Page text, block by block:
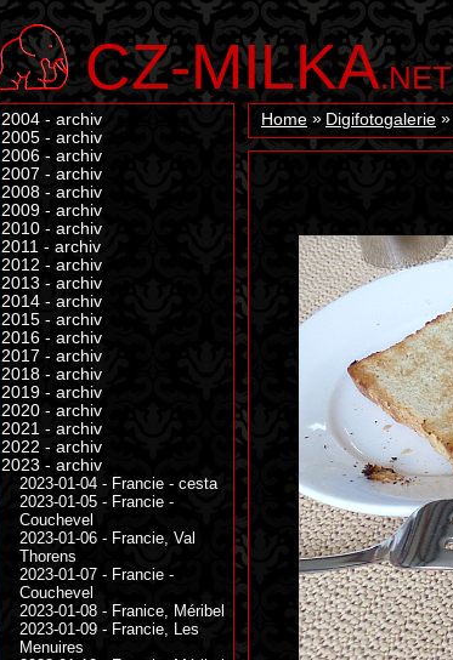
CZ-MILKA.NET
Home Digifotogalerie
2004 - archiv
2005 - archiv
2006 - archiv
2007 - archiv
2008 - archiv
2009 - archiv
2010 - archiv
2011 - archiv
2012 - archiv
2013 - archiv
2014 - archiv
2015 - archiv
2016 - archiv
2017 - archiv
2018 - archiv
2019 - archiv
2020 - archiv
2021 - archiv
2022 - archiv
2023 - archiv
2023-01-04 - Francie - cesta
2023-01-05 - Francie -
Couchevel
2023-01-06 - Francie, Val
Thorens
2023-01-07 - Francie -
Couchevel
2023-01-08 - Franice, Méribel
2023-01-09 - Francie, Les
Menuires